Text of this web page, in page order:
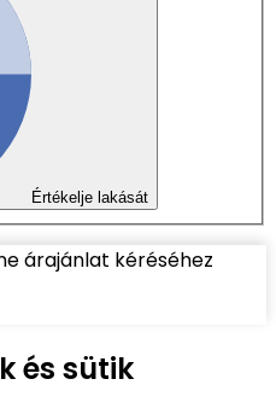
Értékelje lakását
árajánlat kéréséhez
és sütik